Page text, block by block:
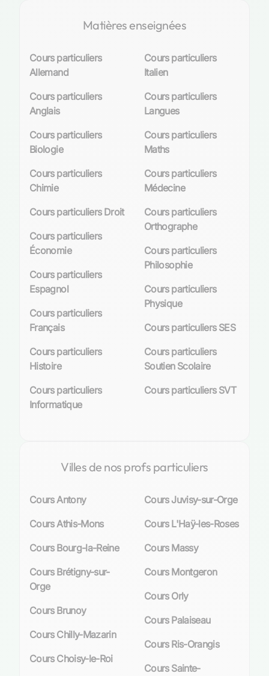
Matières enseignées
Cours particuliers
Allemand
Cours particuliers
Anglais
Cours particuliers
Biologie
Cours particuliers
Chimie
Cours particuliers Droit
Cours particuliers
Économie
Cours particuliers
Espagnol
Cours particuliers
Français
Cours particuliers
Histoire
Cours particuliers
Informatique
Cours particuliers
Italien
Cours particuliers
Langues
Cours particuliers
Maths
Cours particuliers
Médecine
Cours particuliers
Orthographe
Cours particuliers
Philosophie
Cours particuliers
Physique
Cours particuliers SES
Cours particuliers
Soutien Scolaire
Cours particuliers SVT
Villes de nos profs particuliers
Cours Antony
Cours Athis-Mons
Cours Bourg-la-Reine
Cours Brétigny-sur-
Orge
Cours Brunoy
Cours Chilly-Mazarin
Cours Choisy-le-Roi
Cours Juvisy-sur-Orge
Cours L'Haÿ-les-Roses
Cours Massy
Cours Montgeron
Cours Orly
Cours Palaiseau
Cours Ris-Orangis
Cours Sainte-